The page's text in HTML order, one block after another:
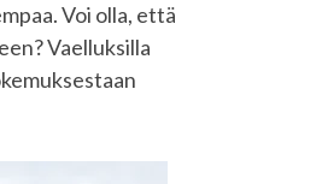
Voi olla, että
Vaelluksilla